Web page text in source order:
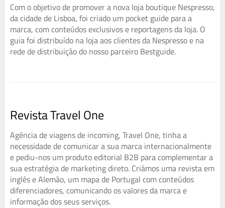
Com o objetivo de promover a nova loja boutique Nespresso,
da cidade de Lisboa, foi criado um pocket guide para a
marca, com conteúdos exclusivos e reportagens da loja. O
guia foi distribuído na loja aos clientes da Nespresso e na
rede de distribuição do nosso parceiro Bestguide.
Revista Travel One
Agência de viagens de incoming, Travel One, tinha a
necessidade de comunicar a sua marca internacionalmente
e pediu-nos um produto editorial B2B para complementar a
sua estratégia de marketing direto. Criámos uma revista em
inglês e Alemão, um mapa de Portugal com conteúdos
diferenciadores, comunicando os valores da marca e
informação dos seus serviços.